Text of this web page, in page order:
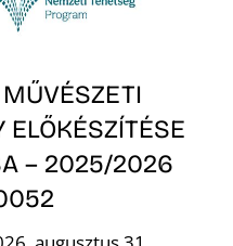
ELŐKÉSZÍTÉSE
– 2025/2026